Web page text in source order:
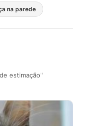
na parede
estimação"